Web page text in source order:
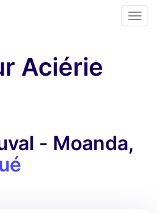
Aciérie
- Moanda,